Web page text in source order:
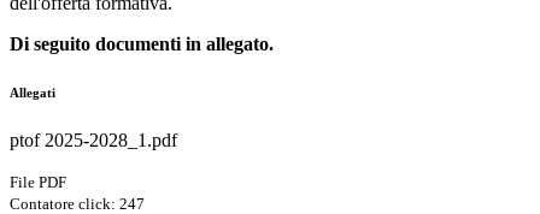
Di seguito documenti in allegato.
Allegati
ptof 2025-2028_1.pdf
File PDF
Contatore click: 247